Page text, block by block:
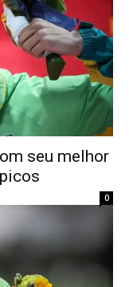
seu melhor
0